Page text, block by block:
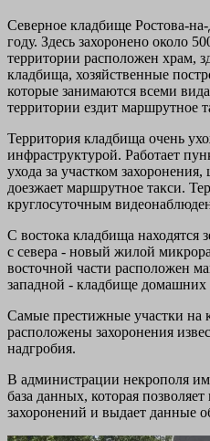
Северное кладбище Ростова-
году. Здесь захоронено около
территории расположен храм,
кладбища, хозяйственные
которые занимаются всеми
территории ездит маршрутное
Территория кладбища очень
инфраструктурой. Работает
ухода за участком
доезжает маршрутное такси.
круглосуточным
С востока кладбища находятся
с севера - новый жилой
восточной части расположен
западной - кладбище
Самые престижные участки на
расположены захоронения
надгробия.
В администрации некрополя
база данных, которая
захоронений и выдает данные